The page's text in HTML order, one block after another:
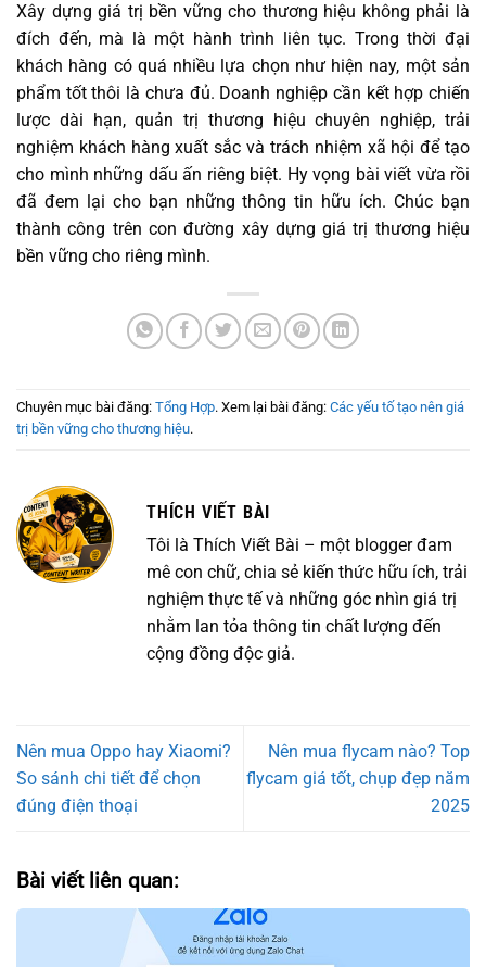
Xây dựng giá trị bền vững cho thương hiệu không phải là
đích đến, mà là một hành trình liên tục. Trong thời đại
khách hàng có quá nhiều lựa chọn như hiện nay, một sản
phẩm tốt thôi là chưa đủ. Doanh nghiệp cần kết hợp chiến
lược dài hạn, quản trị thương hiệu chuyên nghiệp, trải
nghiệm khách hàng xuất sắc và trách nhiệm xã hội để tạo
cho mình những dấu ấn riêng biệt. Hy vọng bài viết vừa rồi
đã đem lại cho bạn những thông tin hữu ích. Chúc bạn
thành công trên con đường xây dựng giá trị thương hiệu
bền vững cho riêng mình.
Chuyên mục bài đăng: Tổng Hợp. Xem lại bài đăng: Các yếu tố tạo nên giá
trị bền vững cho thương hiệu.
THÍCH VIẾT BÀI
Tôi là Thích Viết Bài – một blogger đam
mê con chữ, chia sẻ kiến thức hữu ích, trải
nghiệm thực tế và những góc nhìn giá trị
nhằm lan tỏa thông tin chất lượng đến
cộng đồng độc giả.
Nên mua Oppo hay Xiaomi?
So sánh chi tiết để chọn
đúng điện thoại
Nên mua flycam nào? Top
flycam giá tốt, chụp đẹp năm
2025
Bài viết liên quan: